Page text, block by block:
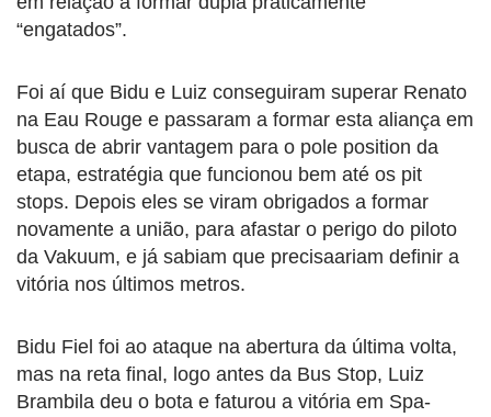
“engatados”.
Foi aí que Bidu e Luiz conseguiram superar Renato
na Eau Rouge e passaram a formar esta aliança em
busca de abrir vantagem para o pole position da
etapa, estratégia que funcionou bem até os pit
stops. Depois eles se viram obrigados a formar
novamente a união, para afastar o perigo do piloto
da Vakuum, e já sabiam que precisaariam definir a
vitória nos últimos metros.
Bidu Fiel foi ao ataque na abertura da última volta,
mas na reta final, logo antes da Bus Stop, Luiz
Brambila deu o bota e faturou a vitória em Spa-